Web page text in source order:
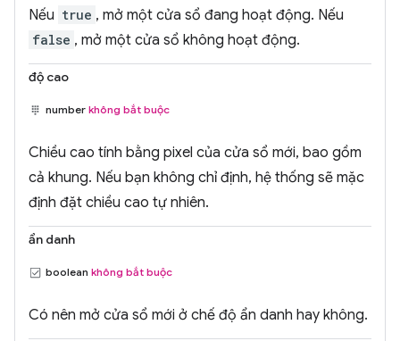
Nếu true , mở một cửa sổ đang hoạt động. Nếu
false , mở một cửa sổ không hoạt động.
độ cao
number không bắt buộc
Chiều cao tính bằng pixel của cửa sổ mới, bao gồm
cả khung. Nếu bạn không chỉ định, hệ thống sẽ mặc
định đặt chiều cao tự nhiên.
ẩn danh
boolean không bắt buộc
Có nên mở cửa sổ mới ở chế độ ẩn danh hay không.